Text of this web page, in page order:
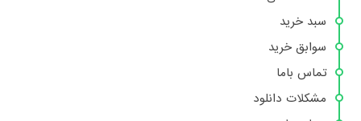
محمدمی گوید :
سبد خرید
سوابق خرید
تماس باما
مشکلات دانلود